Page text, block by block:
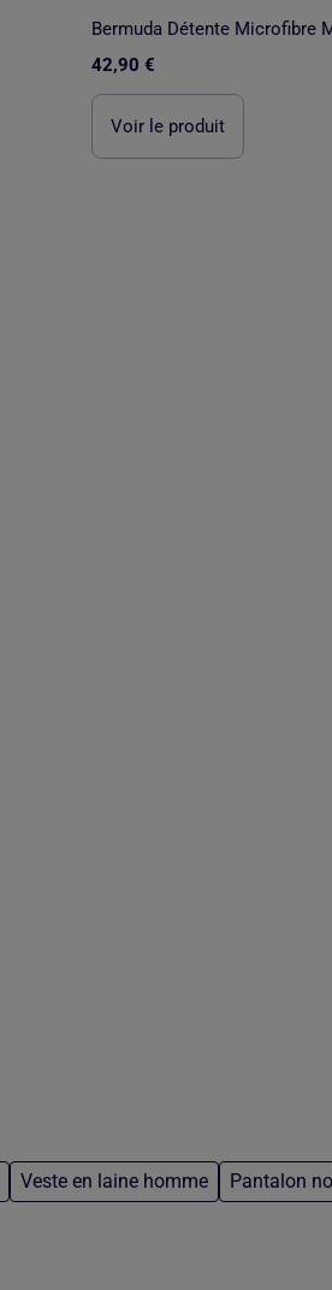
42,90 €
Voir le produit
Veste en laine homme Pantalon